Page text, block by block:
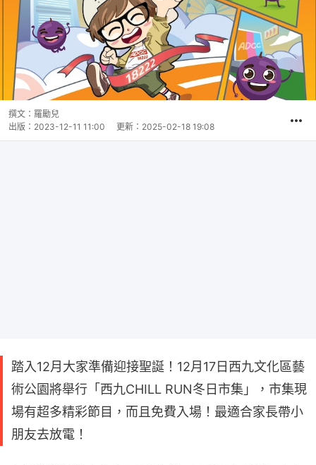
撰文： 羅勵兒
出版： 2023-12-11 11:00 更新： 2025-02-18 19:08
踏入12月大家準備迎接聖誕！12月17日西九文化區藝
術公園將舉行「西九CHILL RUN冬日市集」，市集現
場有超多精彩節目，而且免費入場！最適合家長帶小
朋友去放電！